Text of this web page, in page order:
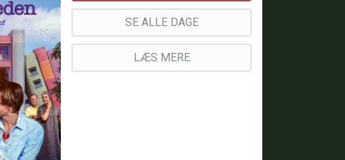
SE ALLE DAGE
LÆS MERE